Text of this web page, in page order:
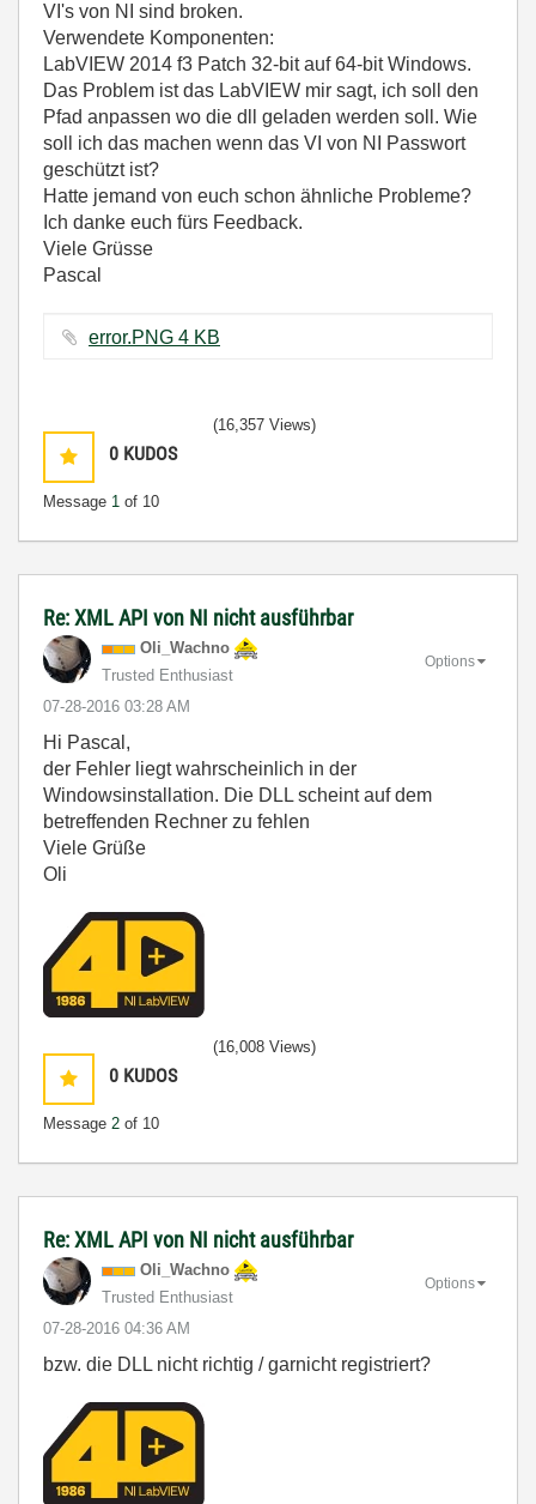
VI's von NI sind broken.
Verwendete Komponenten:
LabVIEW 2014 f3 Patch 32-bit auf 64-bit Windows.
Das Problem ist das LabVIEW mir sagt, ich soll den
Pfad anpassen wo die dll geladen werden soll. Wie
soll ich das machen wenn das VI von NI Passwort
geschützt ist?
Hatte jemand von euch schon ähnliche Probleme?
Ich danke euch fürs Feedback.
Viele Grüsse
Pascal
error.PNG ‏4 KB
0 KUDOS
Message 1 of 10
(16,357 Views)
Re: XML API von NI nicht ausführbar
Oli_Wachno
Trusted Enthusiast
‎07-28-2016 03:28 AM
Options
Hi Pascal,
der Fehler liegt wahrscheinlich in der
Windowsinstallation. Die DLL scheint auf dem
betreffenden Rechner zu fehlen
Viele Grüße
Oli
0 KUDOS
Message 2 of 10
(16,008 Views)
Re: XML API von NI nicht ausführbar
Oli_Wachno
Trusted Enthusiast
‎07-28-2016 04:36 AM
Options
bzw. die DLL nicht richtig / garnicht registriert?